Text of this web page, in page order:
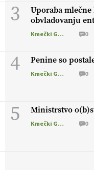
3
Uporaba
obvladovanju
Kmečki Glas 0
4 Penine so
Kmečki Glas 0
5 Ministrstvo
Kmečki Glas 0